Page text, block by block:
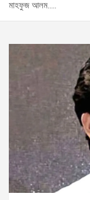
মাহফুজ আলম…..